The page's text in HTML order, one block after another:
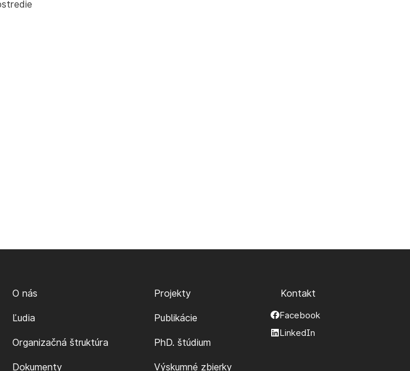
O nás
Ľudia
Organizačná štruktúra
Dokumenty
Projekty
Publikácie
PhD. štúdium
Výskumné zbierky
Kontakt
Facebook
LinkedIn